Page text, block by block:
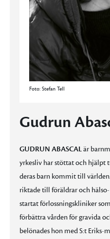
Foto: Stefan Tell
Gudrun
GUDRUN ABASCALär
yrkesliv har stöttat och hjälpt
deras barn kommit till
riktade till föräldrar och
startat förlossningskliniker
förbättra vården för gravida
belönades hon med S:t Eriks-